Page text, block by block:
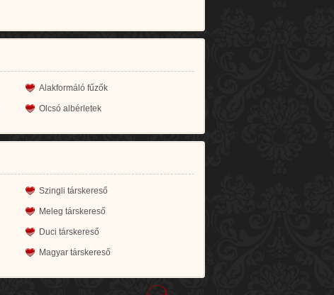
Alakformáló fűzők
Olcsó albérletek
Szingli társkereső
Meleg társkereső
Duci társkereső
Magyar társkereső